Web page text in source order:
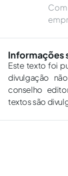
Informações
Este texto foi
divulgação
conselho
textos são